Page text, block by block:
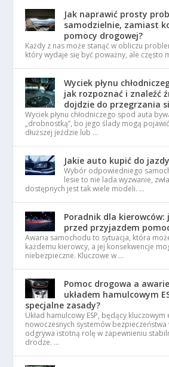
Jak naprawić prosty
samodzielnie, zamiast
pomocy drogowej?
Każdy z nas może stanąć w obliczu
który wydaje się być poważny, ale często
Wyciek płynu
jak rozpoznać i znaleźć
dojdzie do przegrzania
Wyciek płynu chłodniczego spod auta
„drobnostką”, bo jego ślady mogą
dłuższej jeździe lub …
Jakie auto kupić do
Wybór odpowiedniego
lesie to nie lada wyzwanie,
dostępnych jest tak wiele modeli. …
Poradnik dla kierowców:
przed przyjazdem
Awaria samochodu to sytuacja, która
każdemu kierowcy, a jej konsekwencje
niebezpieczne. Kluczowe w …
Pomoc drogowa a
układem hamulcowym
specjalne zasady?
Układ hamulcowy ESP, będący
nowoczesnych systemów
odgrywa istotną rolę w zapewnieniu
drodze. …